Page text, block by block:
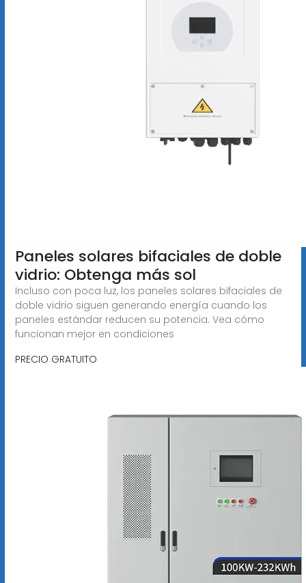
Paneles solares bifaciales de doble
vidrio: Obtenga más sol
Incluso con poca luz, los paneles solares bifaciales de
doble vidrio siguen generando energía cuando los
paneles estándar reducen su potencia. Vea cómo
funcionan mejor en condiciones
PRECIO GRATUITO